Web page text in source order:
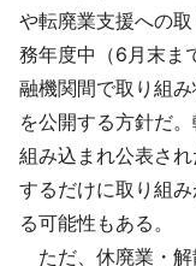
や転廃業支援への
務年度中（6月末ま
融機関間で取り組み
を公開する方針だ
組み込まれ公表さ
するだけに取り組
る可能性もある。
ただ、休廃業・解